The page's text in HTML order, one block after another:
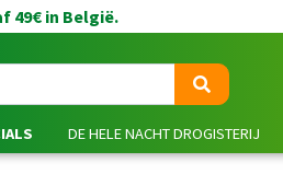
49€ in België.
DE HELE NACHT DROGISTERIJ